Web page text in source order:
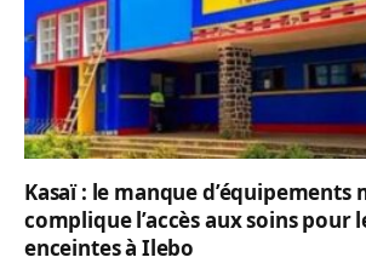
Kasaï : le manque d’équipements
complique l’accès aux soins pour
enceintes à Ilebo